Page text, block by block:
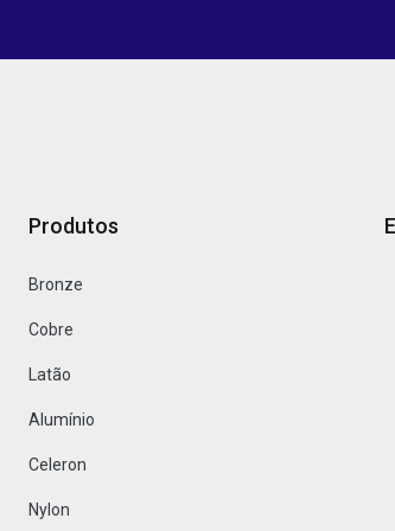
Produtos
Bronze
Cobre
Latão
Alumínio
Celeron
Nylon